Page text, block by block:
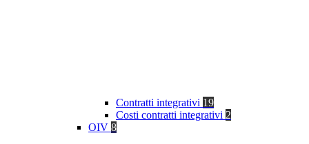
Contratti integrativi 19
Costi contratti integrativi 2
OIV 8